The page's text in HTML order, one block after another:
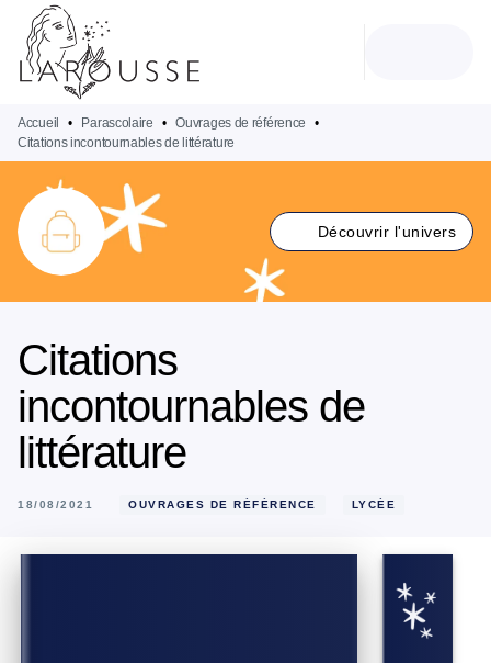
MENU
PIED DE PAGE
Accueil • Parascolaire • Ouvrages de référence
•
Citations incontournables de littérature
Découvrir l'univers
Citations
incontournables de
littérature
18/08/2021 OUVRAGES DE RÉFÉRENCE LYCÉE